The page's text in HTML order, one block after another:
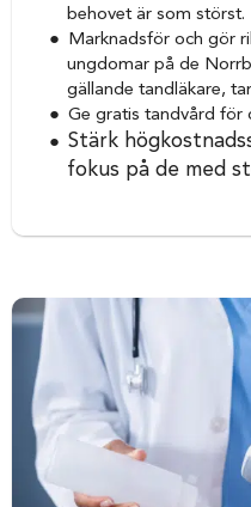
behovet är som störst.
Marknadsför och gör
ungdomar på de
gällande tandläkare,
Ge gratis tandvård för
Stärk
fokus på de med